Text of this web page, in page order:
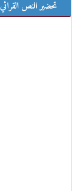
تحضير النص القرائي